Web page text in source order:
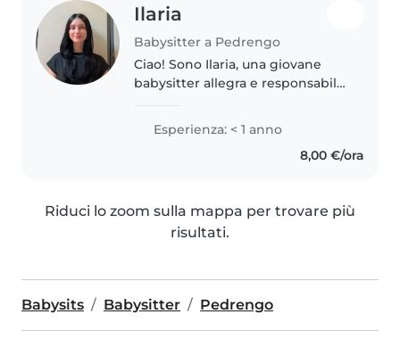
Ilaria
Babysitter a Pedrengo
Ciao! Sono Ilaria, una giovane
babysitter allegra e responsabile,
attualmente allenatrice di
ginnastica artistica per bambine
dai 3 ai 11 anni. Ho esperienza..
Esperienza: < 1 anno
8,00 €/ora
Riduci lo zoom sulla mappa per trovare più
risultati.
Babysits Babysitter Pedrengo